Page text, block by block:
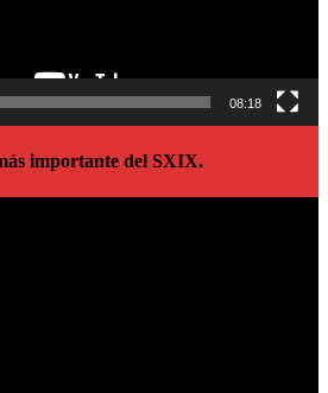
08:18
importante del SXIX.